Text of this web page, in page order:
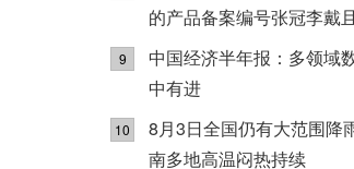
的产品备案编号张冠李戴
9
中国经济半年报：多领域
中有进
10
8月3日全国仍有大范围降
南多地高温闷热持续